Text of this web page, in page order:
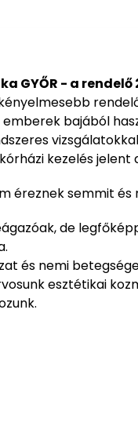
GYŐR - a
bajából
kezelés
éreznek semmit
de
és nemi
esztétikai